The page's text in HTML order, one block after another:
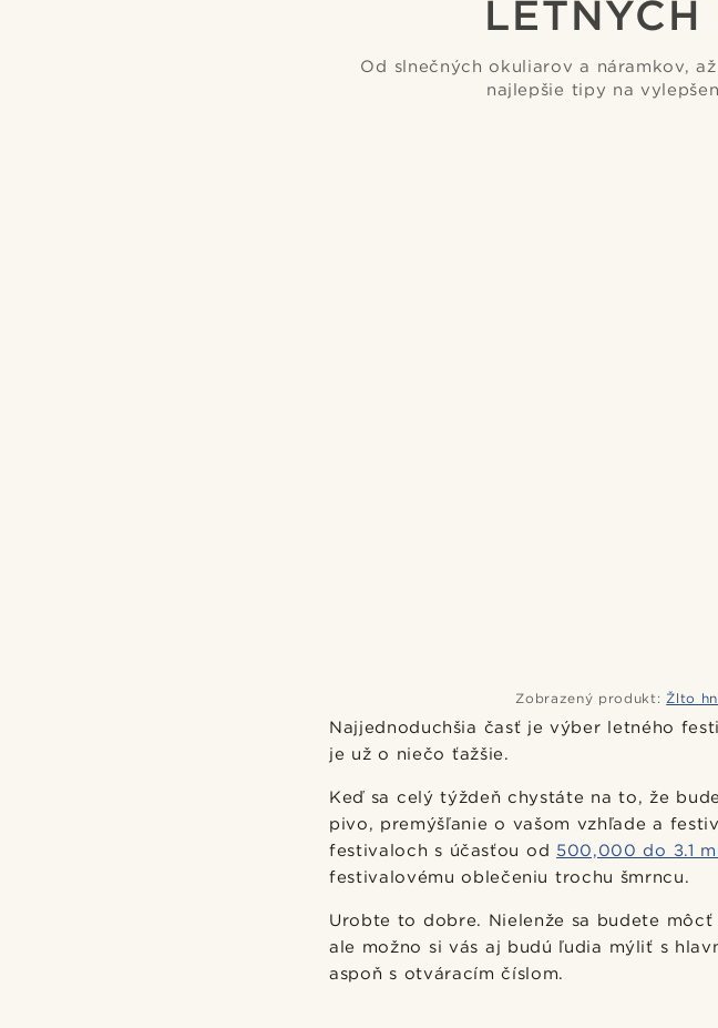
LETNÝCH
Od slnečných okuliarov a náramkov,
najlepšie tipy na
Zobrazený produkt: Žlto
Najjednoduchšia časť je výber letného
je už o niečo ťažšie.
Keď sa celý týždeň chystáte na to, že
pivo, premýšľanie o vašom vzhľade a
festivaloch s účasťou od 500,000 do 3.1
festivalovému oblečeniu trochu šmrncu.
Urobte to dobre. Nielenže sa budete
ale možno si vás aj budú ľudia mýliť s
aspoň s otváracím číslom.